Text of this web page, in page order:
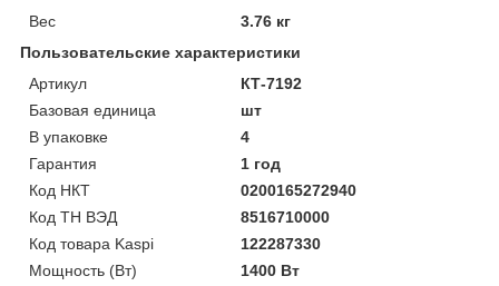
Вес
3.76 кг
Пользовательские характеристики
Артикул
КТ-7192
Базовая единица
шт
В упаковке
4
Гарантия
1 год
Код НКТ
0200165272940
Код ТН ВЭД
8516710000
Код товара Kaspi
122287330
Мощность (Bт)
1400 Вт